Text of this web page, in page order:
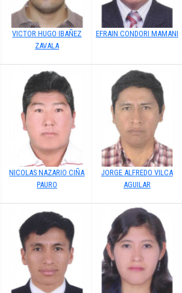
VICTOR HUGO IBAÑEZ
ZAVALA
EFRAIN CONDORI MAMANI
NICOLAS NAZARIO CIÑA
PAURO
JORGE ALFREDO VILCA
AGUILAR